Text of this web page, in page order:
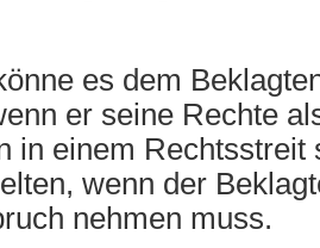
es dem
er seine Rechte
in einem Rechtsstreit
wenn der
nehmen muss.